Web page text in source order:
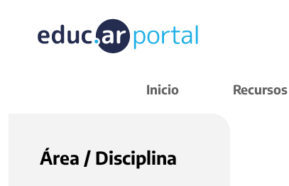
Inicio Recursos
Área / Disciplina